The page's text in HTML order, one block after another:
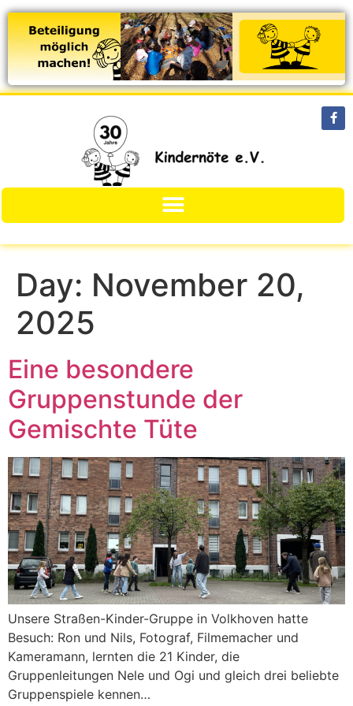
Day: November 20,
2025
Eine besondere
Gruppenstunde der
Gemischte Tüte
Unsere Straßen-Kinder-Gruppe in Volkhoven hatte
Besuch: Ron und Nils, Fotograf, Filmemacher und
Kameramann, lernten die 21 Kinder, die
Gruppenleitungen Nele und Ogi und gleich drei beliebte
Gruppenspiele kennen…